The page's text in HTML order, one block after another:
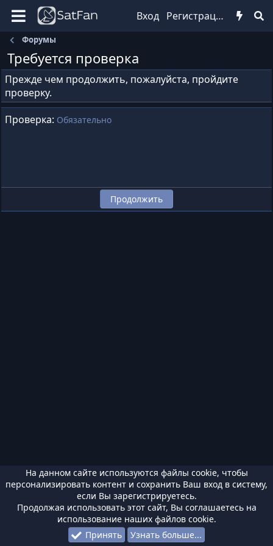
Вход Регистрация
Форумы
Требуется проверка
Прежде чем продолжить, пожалуйста, пройдите
проверку.
Проверка Обязательно
Продолжить
На данном сайте используются файлы cookie, чтобы
персонализировать контент и сохранить Ваш вход в систему,
если Вы зарегистрируетесь.
Продолжая использовать этот сайт, Вы соглашаетесь на
использование наших файлов cookie.
Принять
Узнать больше...